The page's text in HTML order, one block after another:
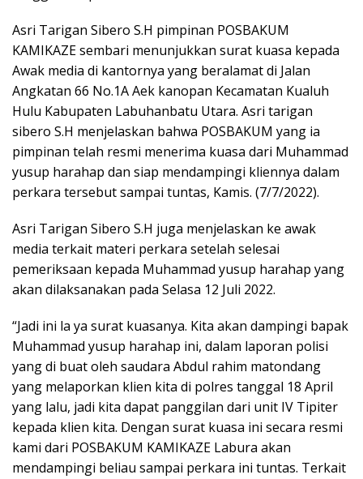
Asri Tarigan Sibero S.H pimpinan POSBAKUM
KAMIKAZE sembari menunjukkan surat kuasa kepada
Awak media di kantornya yang beralamat di Jalan
Angkatan 66 No.1A Aek kanopan Kecamatan Kualuh
Hulu Kabupaten Labuhanbatu Utara. Asri tarigan
sibero S.H menjelaskan bahwa POSBAKUM yang ia
pimpinan telah resmi menerima kuasa dari Muhammad
yusup harahap dan siap mendampingi kliennya dalam
perkara tersebut sampai tuntas, Kamis. (7/7/2022).
Asri Tarigan Sibero S.H juga menjelaskan ke awak
media terkait materi perkara setelah selesai
pemeriksaan kepada Muhammad yusup harahap yang
akan dilaksanakan pada Selasa 12 Juli 2022.
“Jadi ini la ya surat kuasanya. Kita akan dampingi bapak
Muhammad yusup harahap ini, dalam laporan polisi
yang di buat oleh saudara Abdul rahim matondang
yang melaporkan klien kita di polres tanggal 18 April
yang lalu, jadi kita dapat panggilan dari unit IV Tipiter
kepada klien kita. Dengan surat kuasa ini secara resmi
kami dari POSBAKUM KAMIKAZE Labura akan
mendampingi beliau sampai perkara ini tuntas. Terkait